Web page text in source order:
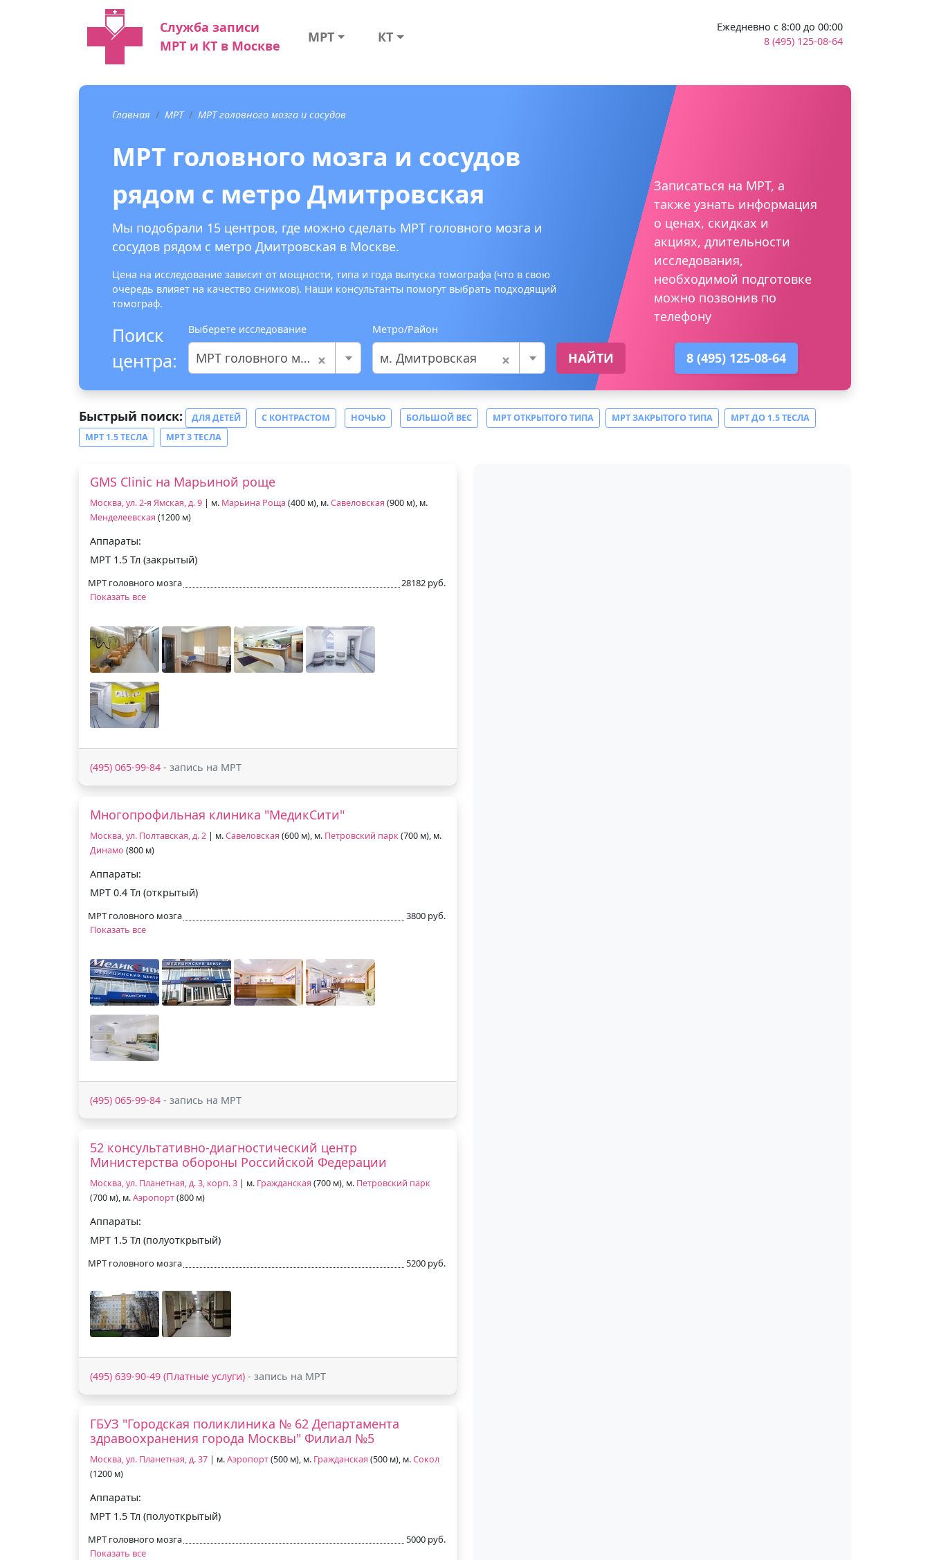
Служба записи
МРТ и КТ в Москве
МРТ КТ
Ежедневно с 8:00 до 00:00
8 (495) 125-08-64
Главная МРТ МРТ головного мозга и сосудов
МРТ головного мозга и сосудов
рядом с метро Дмитровская
Мы подобрали 15 центров, где можно сделать МРТ головного мозга и
сосудов рядом с метро Дмитровская в Москве.
Цена на исследование зависит от мощности, типа и года выпуска томографа (что в свою
очередь влияет на качество снимков). Наши консультанты помогут выбрать подходящий
томограф.
Поиск
центра:
Выберете исследование
×
МРТ головного мозга и сосудов
Метро/Район
×
м. Дмитровская НАЙТИ
Записаться на МРТ, а
также узнать информация
о ценах, скидках и
акциях, длительности
исследования,
необходимой подготовке
можно позвонив по
телефону
8 (495) 125-08-64
Быстрый поиск: ДЛЯ ДЕТЕЙ С КОНТРАСТОМ НОЧЬЮ БОЛЬШОЙ ВЕС МРТ ОТКРЫТОГО ТИПА МРТ ЗАКРЫТОГО ТИПА
МРТ ДО 1.5 ТЕСЛА
МРТ 1.5 ТЕСЛА
МРТ 3 ТЕСЛА
GMS Clinic на Марьиной роще
Москва, ул. 2-я Ямская, д. 9 | м. Марьина Роща (400 м), м.Савеловская (900 м), м.
Менделеевская (1200 м)
Аппараты:
МРТ 1.5 Тл (закрытый)
МРТ головного мозга
28182 руб.
Показать все
(495) 065-99-84 - запись на МРТ
Многопрофильная клиника "МедикСити"
Москва, ул. Полтавская, д. 2 | м.Савеловская (600 м), м. Петровский парк(700 м), м.
Динамо (800 м)
Аппараты:
МРТ 0.4 Тл (открытый)
МРТ головного мозга
3800 руб.
Показать все
(495) 065-99-84 - запись на МРТ
52 консультативно-диагностический центр
Министерства обороны Российской Федерации
Москва, ул. Планетная, д. 3, корп. 3 | м. Гражданская (700 м), м. Петровский парк
(700 м), м.Аэропорт(800 м)
Аппараты:
МРТ 1.5 Тл (полуоткрытый)
МРТ головного мозга 5200 руб.
(495) 639-90-49 (Платные услуги) - запись на МРТ
ГБУЗ "Городская поликлиника № 62 Департамента
здравоохранения города Москвы" Филиал №5
Москва, ул. Планетная, д. 37 | м.Аэропорт(500 м), м. Гражданская (500 м), м.Сокол
(1200 м)
Аппараты:
МРТ 1.5 Тл (полуоткрытый)
МРТ головного мозга
5000 руб.
Показать все